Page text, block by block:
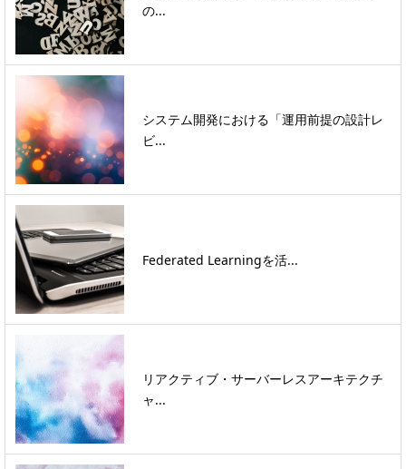
の...
システム開発における「運用前提の設計レ
ビ...
Federated Learningを活...
リアクティブ・サーバーレスアーキテクチ
ャ...